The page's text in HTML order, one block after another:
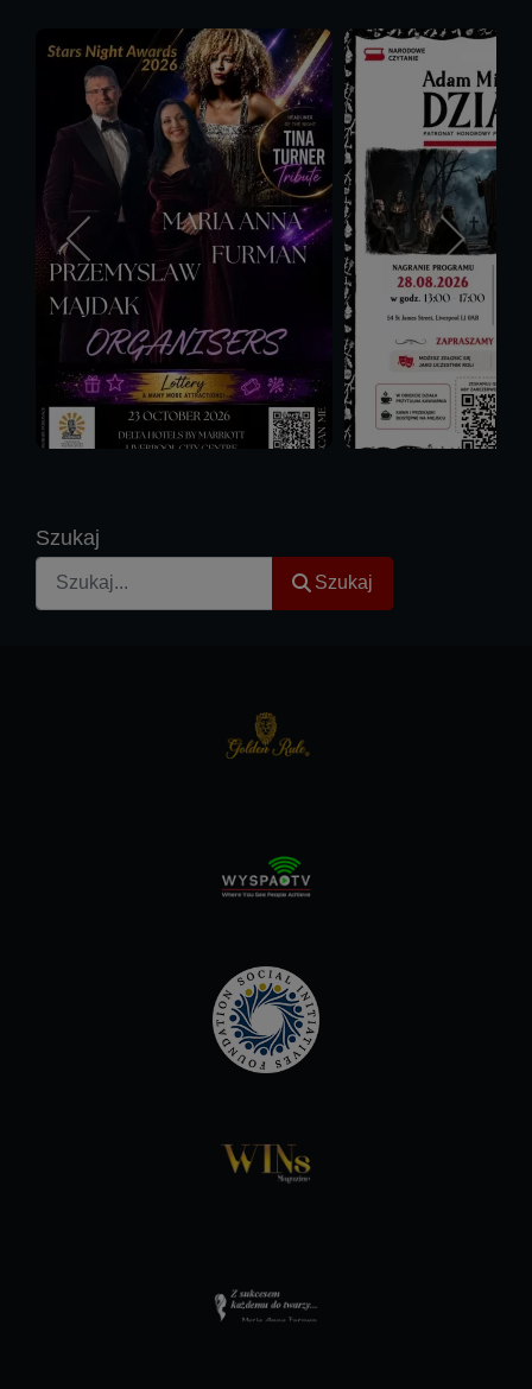
Szukaj
Szukaj